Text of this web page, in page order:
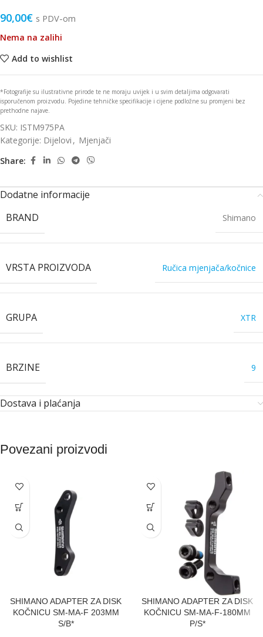
90,00€ s PDV-om
Nema na zalihi
Add to wishlist
*Fotografije su ilustrativne prirode te ne moraju uvijek i u svim detaljima odgovarati
isporučenom proizvodu. Pojedine tehničke specifikacije i cijene podložne su promjeni bez
prethodne najave.
SKU: ISTM975PA
Kategorije: Dijelovi , Mjenjači
Share:
Dodatne informacije
BRAND
Shimano
VRSTA PROIZVODA Ručica mjenjača/kočnice
GRUPA XTR
BRZINE 9
Dostava i plaćanja
Povezani proizvodi
SHIMANO ADAPTER ZA DISK
KOČNICU SM-MA-F 203MM
S/B*
SHIMANO ADAPTER ZA DISK
KOČNICU SM-MA-F-180MM
P/S*